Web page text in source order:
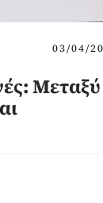
03/04/
Μεταξύ